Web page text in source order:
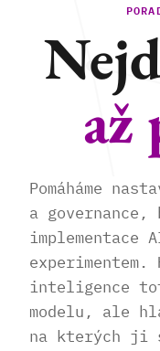
až
Pomáháme
a
implementace
experimentem.
inteligence
modelu, ale
na kterých ji